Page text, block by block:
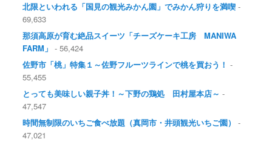
北限といわれる「国見の観光みかん園」でみかん狩りを満喫 -
69,633
那須高原が育む絶品スイーツ「チーズケーキ工房 MANIWA
FARM」 - 56,424
佐野市「桃」特集１～佐野フルーツラインで桃を買おう！ -
55,455
とっても美味しい親子丼！～下野の鶏処 田村屋本店～ -
47,547
時間無制限のいちご食べ放題（真岡市・井頭観光いちご園）
-
47,021